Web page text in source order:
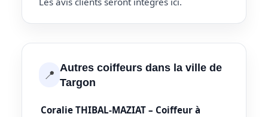
📍 Autres coiffeurs dans la ville de
Targon
Coralie THIBAL-MAZIAT – Coiffeur à